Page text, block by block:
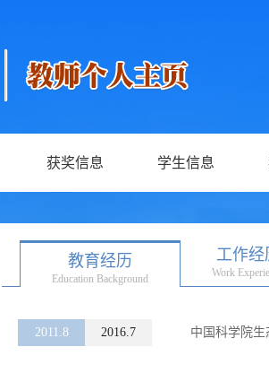
获奖信息 学生信息
教育经历
Education Background
工作经
Work
2011.8 2016.7 中国科学院